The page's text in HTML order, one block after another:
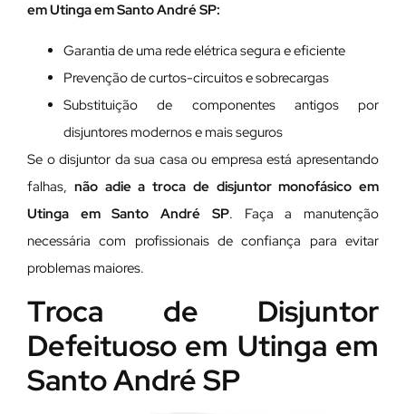
em Utinga em Santo André SP:
Garantia de uma rede elétrica segura e eficiente
Prevenção de curtos-circuitos e sobrecargas
Substituição de componentes antigos por
disjuntores modernos e mais seguros
Se o disjuntor da sua casa ou empresa está apresentando
falhas, não adie a troca de disjuntor monofásico em
Utinga em Santo André SP. Faça a manutenção
necessária com profissionais de confiança para evitar
problemas maiores.
Troca de Disjuntor
Defeituoso em Utinga em
Santo André SP